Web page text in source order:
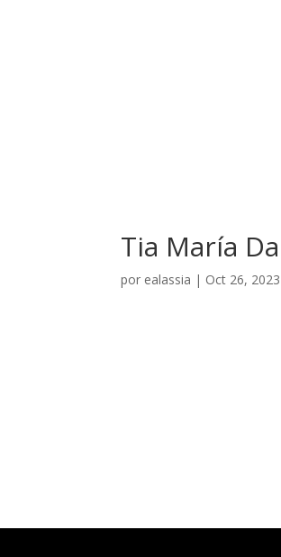
Tia María
por ealassia | Oct 26, 2023